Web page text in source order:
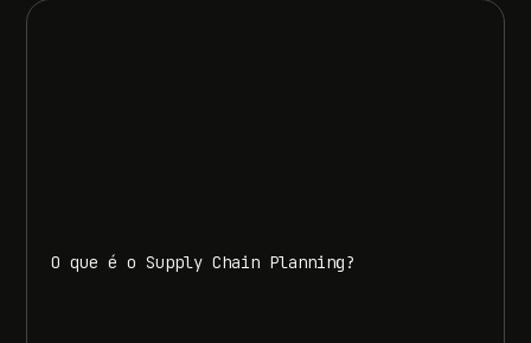
O que é o Supply Chain Planning?